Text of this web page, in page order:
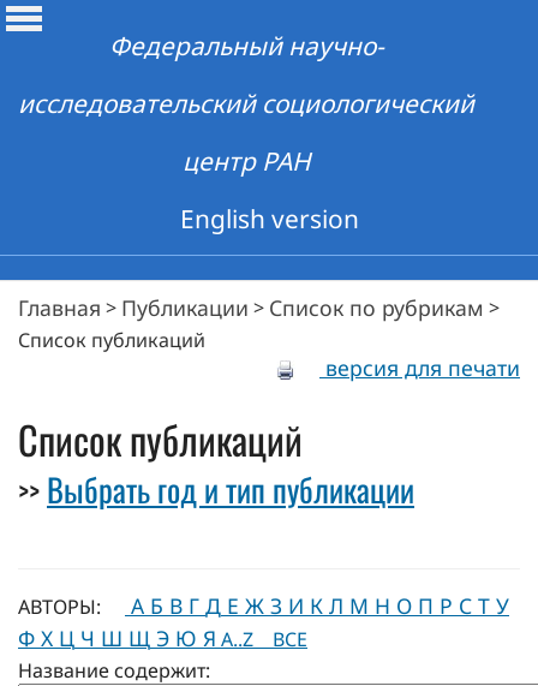
Федеральный научно-
исследовательский социологический
центр РАН
English version
Главная > Публикации > Список по рубрикам >
Список публикаций
версия для печати
Список публикаций
>>Выбрать год и тип публикации
АВТОРЫ: А Б В Г Д Е Ж З И К Л М Н О П Р С Т У
Ф Х Ц Ч Ш Щ Э Ю Я A..Z ВСЕ
Название содержит: